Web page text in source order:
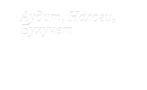
Аудит, Налоги,
Бухучет